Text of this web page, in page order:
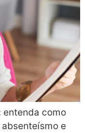
entenda como
e